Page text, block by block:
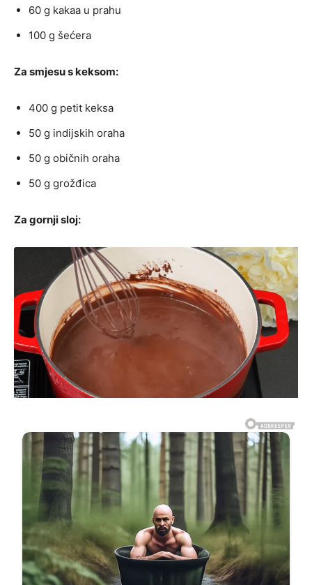
60 g kakaa u prahu
100 g šećera
Za smjesu s keksom:
400 g petit keksa
50 g indijskih oraha
50 g običnih oraha
50 g grožđica
Za gornji sloj: